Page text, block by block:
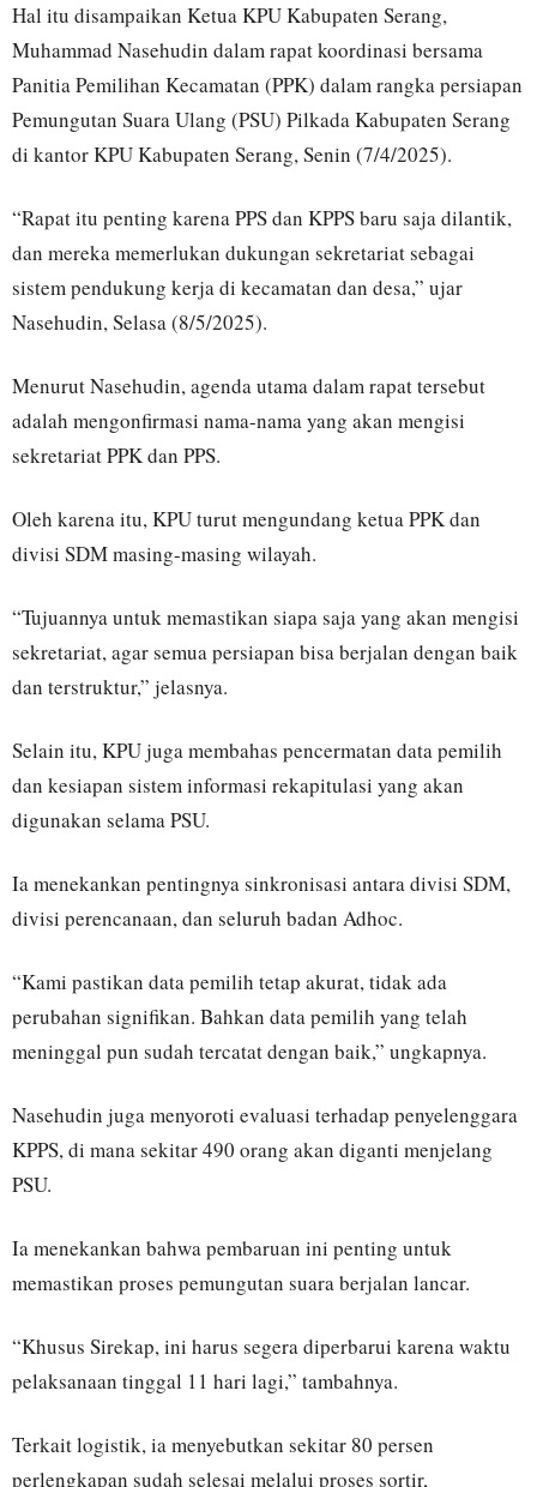
Hal itu disampaikan Ketua KPU Kabupaten Serang,
Muhammad Nasehudin dalam rapat koordinasi bersama
Panitia Pemilihan Kecamatan (PPK) dalam rangka persiapan
Pemungutan Suara Ulang (PSU) Pilkada Kabupaten Serang
di kantor KPU Kabupaten Serang, Senin (7/4/2025).
“Rapat itu penting karena PPS dan KPPS baru saja dilantik,
dan mereka memerlukan dukungan sekretariat sebagai
sistem pendukung kerja di kecamatan dan desa,” ujar
Nasehudin, Selasa (8/5/2025).
Menurut Nasehudin, agenda utama dalam rapat tersebut
adalah mengonfirmasi nama-nama yang akan mengisi
sekretariat PPK dan PPS.
Oleh karena itu, KPU turut mengundang ketua PPK dan
divisi SDM masing-masing wilayah.
“Tujuannya untuk memastikan siapa saja yang akan mengisi
sekretariat, agar semua persiapan bisa berjalan dengan baik
dan terstruktur,” jelasnya.
Selain itu, KPU juga membahas pencermatan data pemilih
dan kesiapan sistem informasi rekapitulasi yang akan
digunakan selama PSU.
Ia menekankan pentingnya sinkronisasi antara divisi SDM,
divisi perencanaan, dan seluruh badan Adhoc.
“Kami pastikan data pemilih tetap akurat, tidak ada
perubahan signifikan. Bahkan data pemilih yang telah
meninggal pun sudah tercatat dengan baik,” ungkapnya.
Nasehudin juga menyoroti evaluasi terhadap penyelenggara
KPPS, di mana sekitar 490 orang akan diganti menjelang
PSU.
Ia menekankan bahwa pembaruan ini penting untuk
memastikan proses pemungutan suara berjalan lancar.
“Khusus Sirekap, ini harus segera diperbarui karena waktu
pelaksanaan tinggal 11 hari lagi,” tambahnya.
Terkait logistik, ia menyebutkan sekitar 80 persen
perlengkapan sudah selesai melalui proses sortir,